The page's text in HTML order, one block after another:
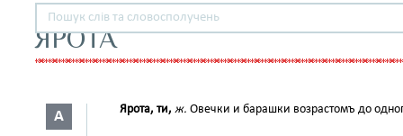
ЯРОТА
А Ярота, ти, ж. Овечки и барашки возрастомъ до